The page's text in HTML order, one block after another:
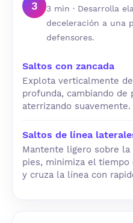
3
3 min · Desarrolla
deceleración a una
defensores.
Saltos con zancada
Explota verticalmente
profunda, cambiando de
aterrizando suavemente.
Saltos de línea
Mantente ligero sobre
pies, minimiza el
y cruza la línea con